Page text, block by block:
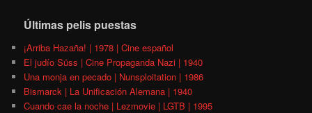
Últimas pelis puestas
¡Arriba Hazaña! | 1978 | Cine español
El judío Süss | Cine Propaganda Nazi | 1940
Una monja en pecado | Nunsploitation | 1986
Bismarck | La Unificación Alemana | 1940
Cuando cae la noche | Lezmovie | LGTB | 1995